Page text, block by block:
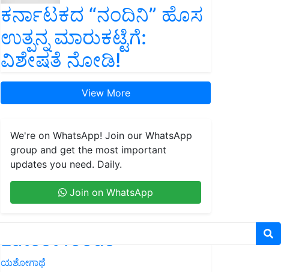
ಕರ್ನಾಟಕದ “ನಂದಿನಿ” ಹೊಸ
ಉತ್ಪನ್ನ ಮಾರುಕಟ್ಟೆಗೆ:
ವಿಶೇಷತೆ ನೋಡಿ!
View More
We're on WhatsApp! Join our WhatsApp
group and get the most important
updates you need. Daily.
Join on WhatsApp
Latest feeds
ಯಶೋಗಾಥೆ